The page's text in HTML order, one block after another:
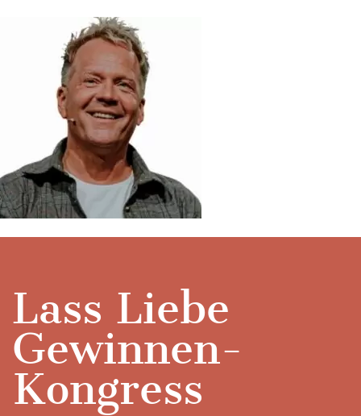
Lass Liebe
Gewinnen-
Kongress